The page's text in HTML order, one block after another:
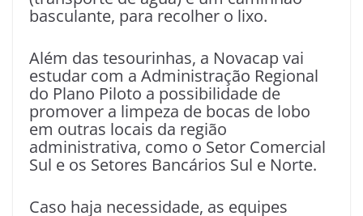
basculante, para recolher o lixo.
Além das tesourinhas, a Novacap vai
estudar com a Administração Regional
do Plano Piloto a possibilidade de
promover a limpeza de bocas de lobo
em outras locais da região
administrativa, como o Setor Comercial
Sul e os Setores Bancários Sul e Norte.
Caso haja necessidade, as equipes